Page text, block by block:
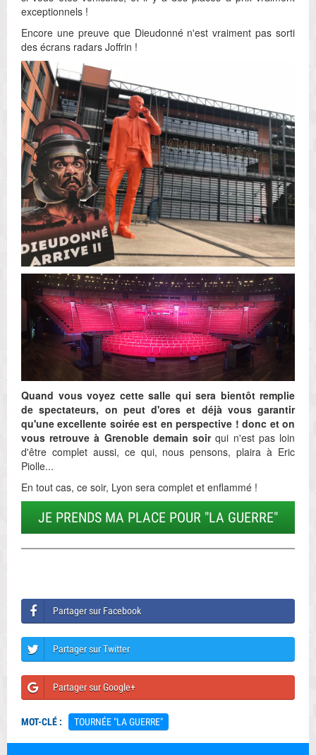
exceptionnels !
Encore une preuve que Dieudonné n'est vraiment pas sorti
des écrans radars Joffrin !
Quand vous voyez cette salle qui sera bientôt remplie
de spectateurs, on peut d'ores et déjà vous garantir
qu'une excellente soirée est en perspective ! donc et on
vous retrouve à Grenoble demain soirqui n'est pas loin
d'être complet aussi, ce qui, nous pensons, plaira à Eric
Piolle...
En tout cas, ce soir, Lyon sera complet et enflammé !
JE PRENDS MA PLACE POUR "LA GUERRE"
Partager sur Facebook
Partager sur Twitter
Partager sur Google+
MOT-CLÉ : TOURNÉE "LA GUERRE"